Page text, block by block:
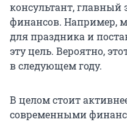
консультант,
финансов. Например,
для праздника и
эту цель. Вероятно,
в следующем году.
В целом стоит
современными